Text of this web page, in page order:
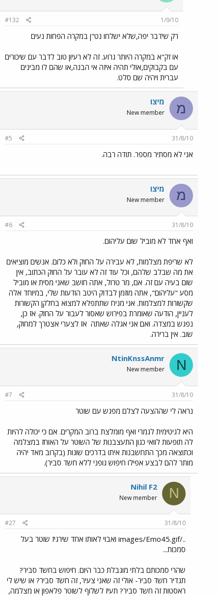
1/9/10
#132
רק שידבר יפה,שלא ישלחו נט"ן במקרה הפחות נעים
או זק"א במקרה היותר גרוע. זה לא רעיון טוב לדבר עם שיכורים
עם בקבוקים,אולי תהיה איזה אי הבנה,או שהם לו מבינים
עברית ויהיה שם סלט.
מ מיצו
New member
31/8/10
#5
אני לא מסתיר מספר. תודה רבה.
מ מיצו
New member
31/8/10
#6
ואף אחד לא מוביל שום עליהום.
לא שריפת מצלמות, לא עבירה על החוק ולא כלום. אנשים מוציאים
את מה שבלב שלהם, וכל עוד זה לא עובר על החוק הכתוב, אין
שום בעיה עם זה. אם, מר טרול, אתה חושב שאני מסית או מוביל
מסע "עליהום", אתה מוזמן לבדוק היטב הודעות שלי, במיוחד אלה
שקשורות למצלמות. אני מניח שתתפלא למצוא בחלקן הקשורות
לעניין, הודעה שאומרת בפירוש שאסור לעבור על החוק. אז כן,
נפגש במצדה. ואם אני אגלה שאתה אז לצערי אצטרך למחוק,
שוב. אין ברירה.
N
NtinKnssAnmr
New member
31/8/10
#7
נראה לי שההצעה לצלם מפגש עם שוטר
היא לגיטימית לגמרי ואף מומלצת ברוב המקרים. אם כי יכולה להיות
לה תופעות לוואי כגון התעצבנות של השוטר על האוחז במצלמה
וכתוצאה מכך התחשבנות איתו בדרכים שונות (בקרוב מאד יהיה
מותר להם לבצע אפילו חיפוש גופני ללא חשד סביר).
N
Nihil F2
New member
31/8/10
#27
../images/Emo45.gif ואבוי לאותו אחד שירגיז שוטר בעל
סמכות...
שהרי סמכותם בלתי מוגבלת כבר היום. חיפוש בחשד סביר?
תגדיר חשד סביר- אולי זה שאני צעיר, זה חשד סביר? או שיש לי
ראסטות זה חשד סביר? תעיז לשלוף לשוטר פלאפון או מצלמה,